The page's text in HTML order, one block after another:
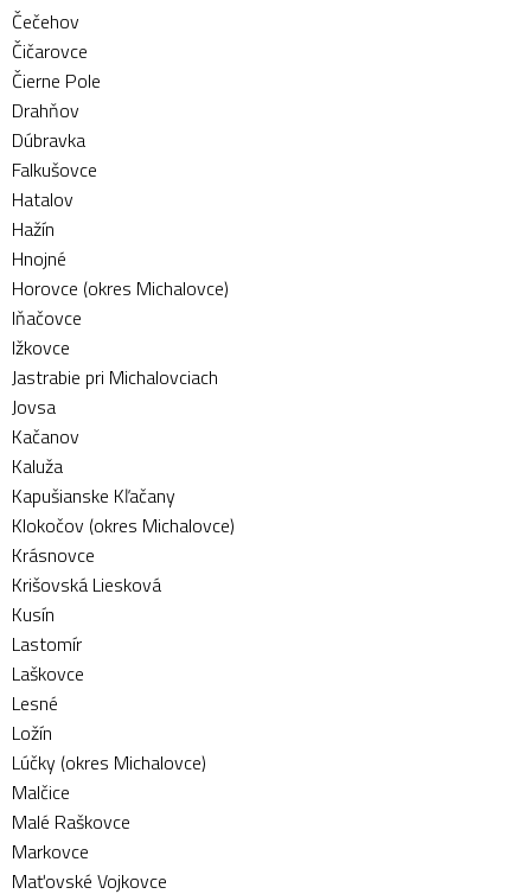
Čečehov
Čičarovce
Čierne Pole
Drahňov
Dúbravka
Falkušovce
Hatalov
Hažín
Hnojné
Horovce (okres Michalovce)
Iňačovce
Ižkovce
Jastrabie pri Michalovciach
Jovsa
Kačanov
Kaluža
Kapušianske Kľačany
Klokočov (okres Michalovce)
Krásnovce
Krišovská Liesková
Kusín
Lastomír
Laškovce
Lesné
Ložín
Lúčky (okres Michalovce)
Malčice
Malé Raškovce
Markovce
Maťovské Vojkovce